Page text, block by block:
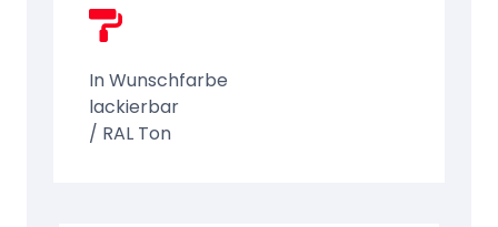
In Wunschfarbe
lackierbar
/ RAL Ton